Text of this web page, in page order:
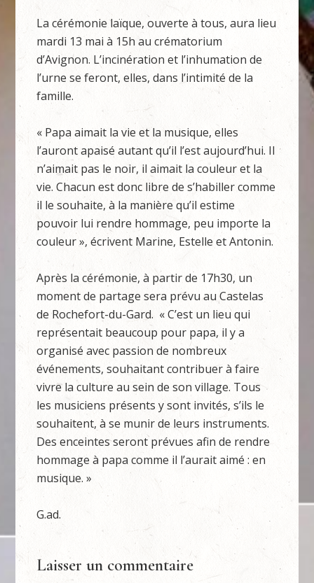
La cérémonie laïque, ouverte à tous, aura lieu
mardi 13 mai à 15h au crématorium
d’Avignon. L’incinération et l’inhumation de
l’urne se feront, elles, dans l’intimité de la
famille.
« Papa aimait la vie et la musique, elles
l’auront apaisé autant qu’il l’est aujourd’hui. Il
n’aimait pas le noir, il aimait la couleur et la
vie. Chacun est donc libre de s’habiller comme
il le souhaite, à la manière qu’il estime
pouvoir lui rendre hommage, peu importe la
couleur », écrivent Marine, Estelle et Antonin.
Après la cérémonie, à partir de 17h30, un
moment de partage sera prévu au Castelas
de Rochefort-du-Gard. « C’est un lieu qui
représentait beaucoup pour papa, il y a
organisé avec passion de nombreux
événements, souhaitant contribuer à faire
vivre la culture au sein de son village. Tous
les musiciens présents y sont invités, s’ils le
souhaitent, à se munir de leurs instruments.
Des enceintes seront prévues afin de rendre
hommage à papa comme il l’aurait aimé : en
musique. »
G.ad.
Laisser un commentaire